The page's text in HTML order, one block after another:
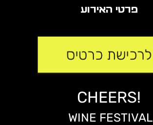
פרטי האירוע
CHEERS!
WINE FESTIVAL